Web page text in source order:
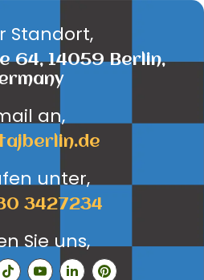
Standort,
64, 14059 Berlin,
an,
unter,
3427234
Sie uns,